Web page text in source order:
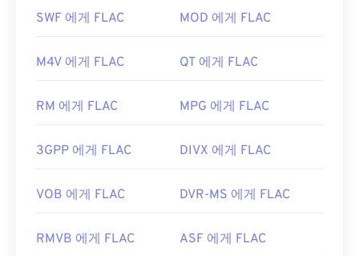
지원하지 않습니다. 하지만Puffin 웹 브라우저는
개발자: Adobe
유용한 링크:
https://en.wikipedia.org/wiki/플래시_비디오
프로그래밍 인터페이스(TAPI) 와 호환되고,
저작권 관리(DRM)가
적용되지 않는다는 점이 있습
있습니다. 마지막으로, 이름에서 "무료"라는 단어가
Xiph.Org Foundation
최초 출시: 2001년
https://en.wikipedia.org/wiki/FLAC
SWF 에게 FLAC MOD 에게 FLAC
M4V 에게 FLAC QT 에게 FLAC
RM 에게 FLAC MPG 에게 FLAC
3GPP 에게 FLAC DIVX 에게 FLAC
VOB 에게 FLAC DVR-MS 에게 FLAC
RMVB 에게 FLAC ASF 에게 FLAC